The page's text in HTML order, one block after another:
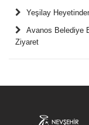
Yeşilay
Avanos Belediye
Ziyaret